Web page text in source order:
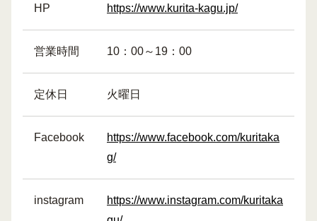
HP https://www.kurita-kagu.jp/
営業時間 10：00～19：00
定休日 火曜日
Facebook
https://www.facebook.com/kuritaka
g/
instagram
https://www.instagram.com/kuritaka